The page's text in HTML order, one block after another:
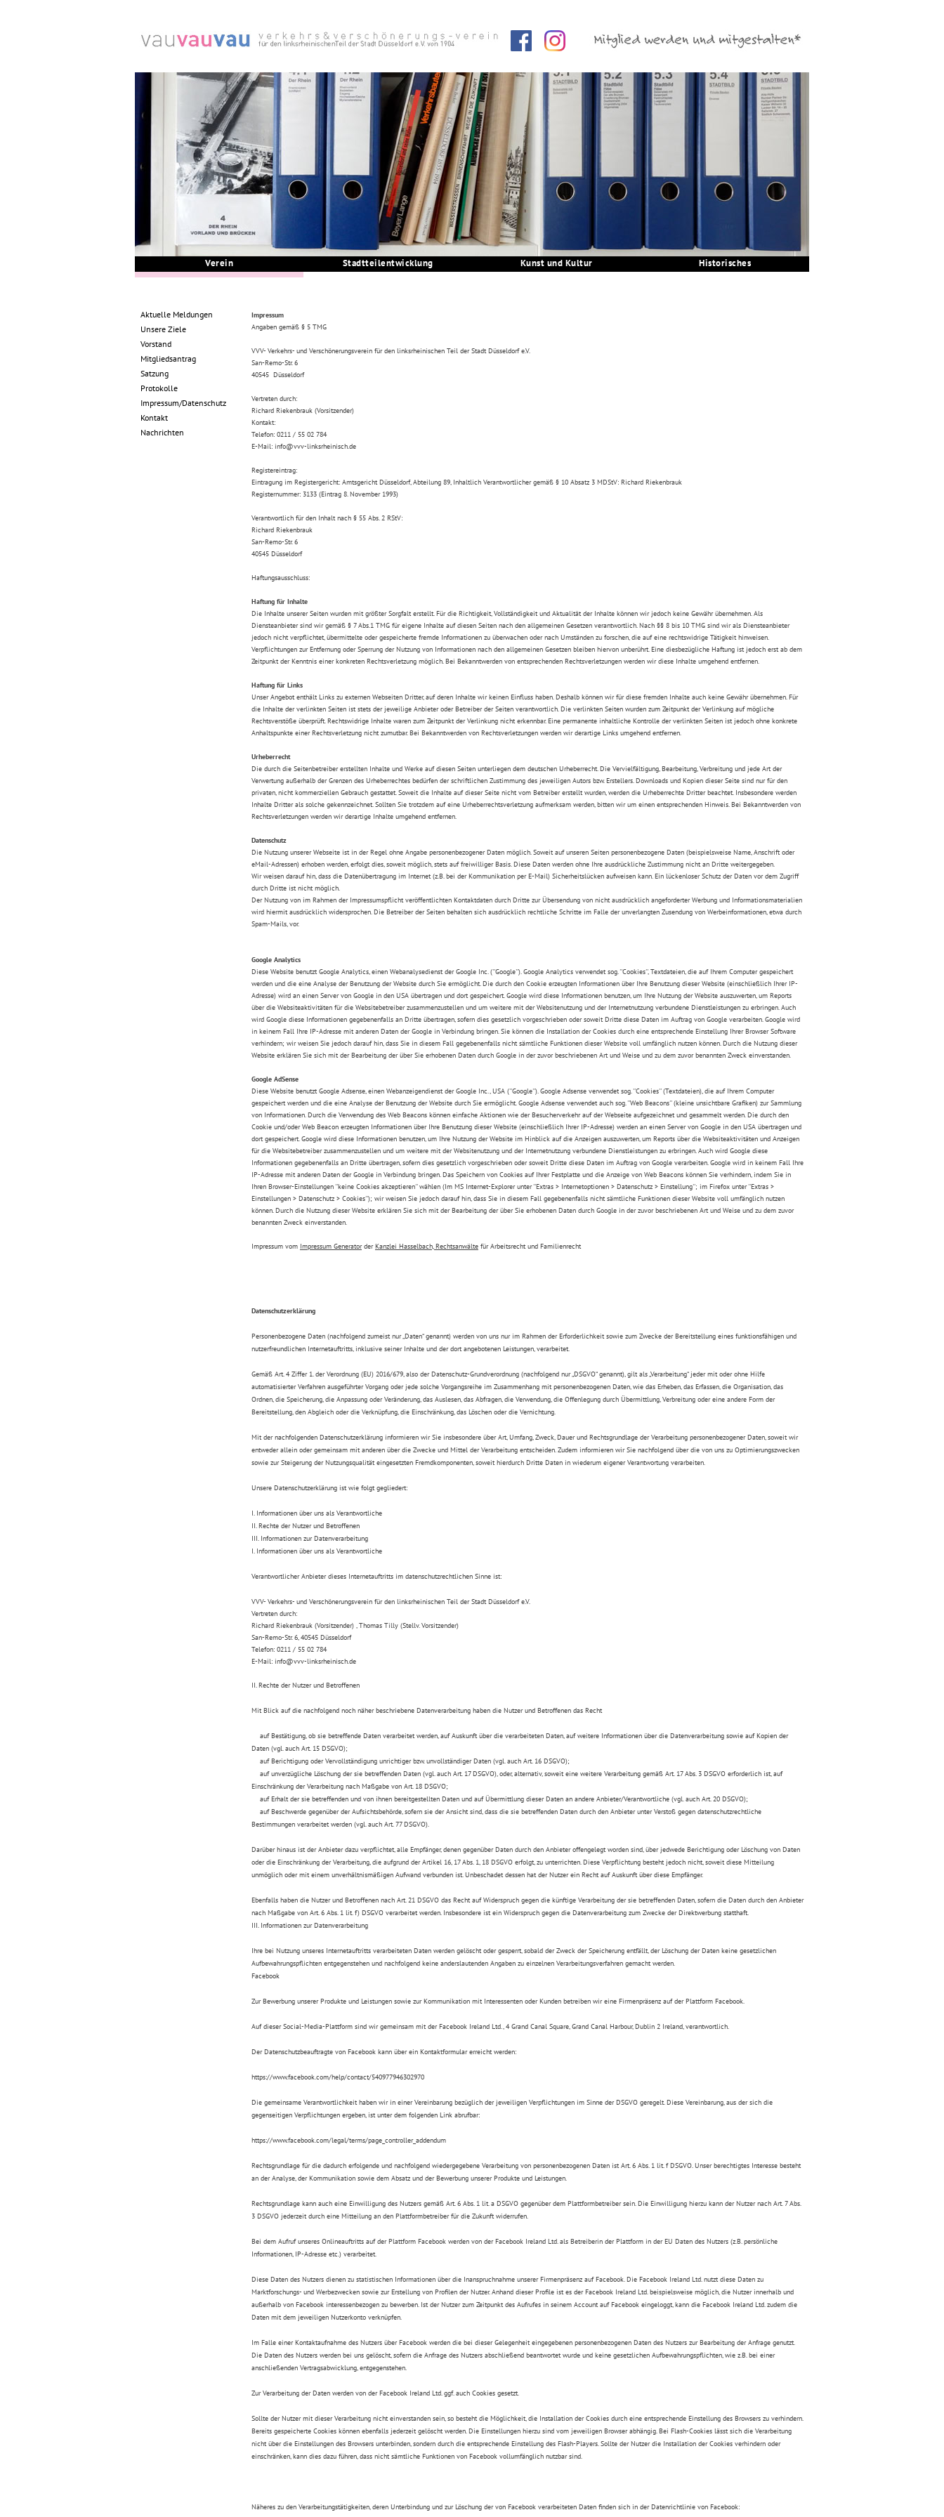
Verein Stadtteilentwicklung Kunst und Kultur Historisches
Aktuelle Meldungen
Unsere Ziele
Vorstand
Mitgliedsantrag
Satzung
Protokolle
Impressum/Datenschutz
Kontakt
Nachrichten
Impressum
Angaben gemäß § 5 TMG
VVV- Verkehrs- und Verschönerungsverein für den linksrheinischen Teil der Stadt Düsseldorf e.V.
San-Remo-Str. 6
40545 Düsseldorf
Vertreten durch:
Richard Riekenbrauk (Vorsitzender)
Kontakt:
Telefon: 0211 / 55 02 784
E-Mail: info@vvv-linksrheinisch.de
Registereintrag:
Eintragung im Registergericht: Amtsgericht Düsseldorf, Abteilung 89, Inhaltlich Verantwortlicher gemäß § 10 Absatz 3 MDStV: Richard Riekenbrauk
Registernummer: 3133 (Eintrag 8. November 1993)
Verantwortlich für den Inhalt nach § 55 Abs. 2 RStV:
Richard Riekenbrauk
San-Remo-Str. 6
40545 Düsseldorf
Haftungsausschluss:
Haftung für Inhalte
Die Inhalte unserer Seiten wurden mit größter Sorgfalt erstellt. Für die Richtigkeit, Vollständigkeit und Aktualität der Inhalte können wir jedoch keine Gewähr übernehmen. Als
Diensteanbieter sind wir gemäß § 7 Abs.1 TMG für eigene Inhalte auf diesen Seiten nach den allgemeinen Gesetzen verantwortlich. Nach §§ 8 bis 10 TMG sind wir als Diensteanbieter
jedoch nicht verpflichtet, übermittelte oder gespeicherte fremde Informationen zu überwachen oder nach Umständen zu forschen, die auf eine rechtswidrige Tätigkeit hinweisen.
Verpflichtungen zur Entfernung oder Sperrung der Nutzung von Informationen nach den allgemeinen Gesetzen bleiben hiervon unberührt. Eine diesbezügliche Haftung ist jedoch erst ab dem
Zeitpunkt der Kenntnis einer konkreten Rechtsverletzung möglich. Bei Bekanntwerden von entsprechenden Rechtsverletzungen werden wir diese Inhalte umgehend entfernen.
Haftung für Links
Unser Angebot enthält Links zu externen Webseiten Dritter, auf deren Inhalte wir keinen Einfluss haben. Deshalb können wir für diese fremden Inhalte auch keine Gewähr übernehmen. Für
die Inhalte der verlinkten Seiten ist stets der jeweilige Anbieter oder Betreiber der Seiten verantwortlich. Die verlinkten Seiten wurden zum Zeitpunkt der Verlinkung auf mögliche
Rechtsverstöße überprüft. Rechtswidrige Inhalte waren zum Zeitpunkt der Verlinkung nicht erkennbar. Eine permanente inhaltliche Kontrolle der verlinkten Seiten ist jedoch ohne konkrete
Anhaltspunkte einer Rechtsverletzung nicht zumutbar. Bei Bekanntwerden von Rechtsverletzungen werden wir derartige Links umgehend entfernen.
Urheberrecht
Die durch die Seitenbetreiber erstellten Inhalte und Werke auf diesen Seiten unterliegen dem deutschen Urheberrecht. Die Vervielfältigung, Bearbeitung, Verbreitung und jede Art der
Verwertung außerhalb der Grenzen des Urheberrechtes bedürfen der schriftlichen Zustimmung des jeweiligen Autors bzw. Erstellers. Downloads und Kopien dieser Seite sind nur für den
privaten, nicht kommerziellen Gebrauch gestattet. Soweit die Inhalte auf dieser Seite nicht vom Betreiber erstellt wurden, werden die Urheberrechte Dritter beachtet. Insbesondere werden
Inhalte Dritter als solche gekennzeichnet. Sollten Sie trotzdem auf eine Urheberrechtsverletzung aufmerksam werden, bitten wir um einen entsprechenden Hinweis. Bei Bekanntwerden von
Rechtsverletzungen werden wir derartige Inhalte umgehend entfernen.
Datenschutz
Die Nutzung unserer Webseite ist in der Regel ohne Angabe personenbezogener Daten möglich. Soweit auf unseren Seiten personenbezogene Daten (beispielsweise Name, Anschrift oder
eMail-Adressen) erhoben werden, erfolgt dies, soweit möglich, stets auf freiwilliger Basis. Diese Daten werden ohne Ihre ausdrückliche Zustimmung nicht an Dritte weitergegeben.
Wir weisen darauf hin, dass die Datenübertragung im Internet (z.B. bei der Kommunikation per E-Mail) Sicherheitslücken aufweisen kann. Ein lückenloser Schutz der Daten vor dem Zugriff
durch Dritte ist nicht möglich.
Der Nutzung von im Rahmen der Impressumspflicht veröffentlichten Kontaktdaten durch Dritte zur Übersendung von nicht ausdrücklich angeforderter Werbung und Informationsmaterialien
wird hiermit ausdrücklich widersprochen. Die Betreiber der Seiten behalten sich ausdrücklich rechtliche Schritte im Falle der unverlangten Zusendung von Werbeinformationen, etwa durch
Spam-Mails, vor.
Google Analytics
Diese Website benutzt Google Analytics, einen Webanalysedienst der Google Inc. (''Google''). Google Analytics verwendet sog. ''Cookies'', Textdateien, die auf Ihrem Computer gespeichert
werden und die eine Analyse der Benutzung der Website durch Sie ermöglicht. Die durch den Cookie erzeugten Informationen über Ihre Benutzung dieser Website (einschließlich Ihrer IP-
Adresse) wird an einen Server von Google in den USA übertragen und dort gespeichert. Google wird diese Informationen benutzen, um Ihre Nutzung der Website auszuwerten, um Reports
über die Websiteaktivitäten für die Websitebetreiber zusammenzustellen und um weitere mit der Websitenutzung und der Internetnutzung verbundene Dienstleistungen zu erbringen. Auch
wird Google diese Informationen gegebenenfalls an Dritte übertragen, sofern dies gesetzlich vorgeschrieben oder soweit Dritte diese Daten im Auftrag von Google verarbeiten. Google wird
in keinem Fall Ihre IP-Adresse mit anderen Daten der Google in Verbindung bringen. Sie können die Installation der Cookies durch eine entsprechende Einstellung Ihrer Browser Software
verhindern; wir weisen Sie jedoch darauf hin, dass Sie in diesem Fall gegebenenfalls nicht sämtliche Funktionen dieser Website voll umfänglich nutzen können. Durch die Nutzung dieser
Website erklären Sie sich mit der Bearbeitung der über Sie erhobenen Daten durch Google in der zuvor beschriebenen Art und Weise und zu dem zuvor benannten Zweck einverstanden.
Google AdSense
Diese Website benutzt Google Adsense, einen Webanzeigendienst der Google Inc., USA (''Google''). Google Adsense verwendet sog. ''Cookies'' (Textdateien), die auf Ihrem Computer
gespeichert werden und die eine Analyse der Benutzung der Website durch Sie ermöglicht. Google Adsense verwendet auch sog. ''Web Beacons'' (kleine unsichtbare Grafiken) zur Sammlung
von Informationen. Durch die Verwendung des Web Beacons können einfache Aktionen wie der Besucherverkehr auf der Webseite aufgezeichnet und gesammelt werden. Die durch den
Cookie und/oder Web Beacon erzeugten Informationen über Ihre Benutzung dieser Website (einschließlich Ihrer IP-Adresse) werden an einen Server von Google in den USA übertragen und
dort gespeichert. Google wird diese Informationen benutzen, um Ihre Nutzung der Website im Hinblick auf die Anzeigen auszuwerten, um Reports über die Websiteaktivitäten und Anzeigen
für die Websitebetreiber zusammenzustellen und um weitere mit der Websitenutzung und der Internetnutzung verbundene Dienstleistungen zu erbringen. Auch wird Google diese
Informationen gegebenenfalls an Dritte übertragen, sofern dies gesetzlich vorgeschrieben oder soweit Dritte diese Daten im Auftrag von Google verarbeiten. Google wird in keinem Fall Ihre
IP-Adresse mit anderen Daten der Google in Verbindung bringen. Das Speichern von Cookies auf Ihrer Festplatte und die Anzeige von Web Beacons können Sie verhindern, indem Sie in
Ihren Browser-Einstellungen ''keine Cookies akzeptieren'' wählen (Im MS Internet-Explorer unter ''Extras > Internetoptionen > Datenschutz > Einstellung''; im Firefox unter ''Extras >
Einstellungen > Datenschutz > Cookies''); wir weisen Sie jedoch darauf hin, dass Sie in diesem Fall gegebenenfalls nicht sämtliche Funktionen dieser Website voll umfänglich nutzen
können. Durch die Nutzung dieser Website erklären Sie sich mit der Bearbeitung der über Sie erhobenen Daten durch Google in der zuvor beschriebenen Art und Weise und zu dem zuvor
benannten Zweck einverstanden.
Impressum vom Impressum GeneratorderKanzlei Hasselbach, Rechtsanwälte für Arbeitsrecht und Familienrecht
Datenschutzerklärung
Personenbezogene Daten (nachfolgend zumeist nur „Daten“ genannt) werden von uns nur im Rahmen der Erforderlichkeit sowie zum Zwecke der Bereitstellung eines funktionsfähigen und
nutzerfreundlichen Internetauftritts, inklusive seiner Inhalte und der dort angebotenen Leistungen, verarbeitet.
Gemäß Art. 4 Ziffer 1. der Verordnung (EU) 2016/679, also der Datenschutz-Grundverordnung (nachfolgend nur „DSGVO“ genannt), gilt als „Verarbeitung“ jeder mit oder ohne Hilfe
automatisierter Verfahren ausgeführter Vorgang oder jede solche Vorgangsreihe im Zusammenhang mit personenbezogenen Daten, wie das Erheben, das Erfassen, die Organisation, das
Ordnen, die Speicherung, die Anpassung oder Veränderung, das Auslesen, das Abfragen, die Verwendung, die Offenlegung durch Übermittlung, Verbreitung oder eine andere Form der
Bereitstellung, den Abgleich oder die Verknüpfung, die Einschränkung, das Löschen oder die Vernichtung.
Mit der nachfolgenden Datenschutzerklärung informieren wir Sie insbesondere über Art, Umfang, Zweck, Dauer und Rechtsgrundlage der Verarbeitung personenbezogener Daten, soweit wir
entweder allein oder gemeinsam mit anderen über die Zwecke und Mittel der Verarbeitung entscheiden. Zudem informieren wir Sie nachfolgend über die von uns zu Optimierungszwecken
sowie zur Steigerung der Nutzungsqualität eingesetzten Fremdkomponenten, soweit hierdurch Dritte Daten in wiederum eigener Verantwortung verarbeiten.
Unsere Datenschutzerklärung ist wie folgt gegliedert:
I. Informationen über uns als Verantwortliche
II. Rechte der Nutzer und Betroffenen
III. Informationen zur Datenverarbeitung
I. Informationen über uns als Verantwortliche
Verantwortlicher Anbieter dieses Internetauftritts im datenschutzrechtlichen Sinne ist:
VVV- Verkehrs- und Verschönerungsverein für den linksrheinischen Teil der Stadt Düsseldorf e.V.
Vertreten durch:
Richard Riekenbrauk (Vorsitzender) , Thomas Tilly (Stellv. Vorsitzender)
San-Remo-Str. 6, 40545 Düsseldorf
Telefon: 0211 / 55 02 784
E-Mail: info@vvv-linksrheinisch.de
II. Rechte der Nutzer und Betroffenen
Mit Blick auf die nachfolgend noch näher beschriebene Datenverarbeitung haben die Nutzer und Betroffenen das Recht
auf Bestätigung, ob sie betreffende Daten verarbeitet werden, auf Auskunft über die verarbeiteten Daten, auf weitere Informationen über die Datenverarbeitung sowie auf Kopien der
Daten (vgl. auch Art. 15 DSGVO);
auf Berichtigung oder Vervollständigung unrichtiger bzw. unvollständiger Daten (vgl. auch Art. 16 DSGVO);
auf unverzügliche Löschung der sie betreffenden Daten (vgl. auch Art. 17 DSGVO), oder, alternativ, soweit eine weitere Verarbeitung gemäß Art. 17 Abs. 3 DSGVO erforderlich ist, auf
Einschränkung der Verarbeitung nach Maßgabe von Art. 18 DSGVO;
auf Erhalt der sie betreffenden und von ihnen bereitgestellten Daten und auf Übermittlung dieser Daten an andere Anbieter/Verantwortliche (vgl. auch Art. 20 DSGVO);
auf Beschwerde gegenüber der Aufsichtsbehörde, sofern sie der Ansicht sind, dass die sie betreffenden Daten durch den Anbieter unter Verstoß gegen datenschutzrechtliche
Bestimmungen verarbeitet werden (vgl. auch Art. 77 DSGVO).
Darüber hinaus ist der Anbieter dazu verpflichtet, alle Empfänger, denen gegenüber Daten durch den Anbieter offengelegt worden sind, über jedwede Berichtigung oder Löschung von Daten
oder die Einschränkung der Verarbeitung, die aufgrund der Artikel 16, 17 Abs. 1, 18 DSGVO erfolgt, zu unterrichten. Diese Verpflichtung besteht jedoch nicht, soweit diese Mitteilung
unmöglich oder mit einem unverhältnismäßigen Aufwand verbunden ist. Unbeschadet dessen hat der Nutzer ein Recht auf Auskunft über diese Empfänger.
Ebenfalls haben die Nutzer und Betroffenen nach Art. 21 DSGVO das Recht auf Widerspruch gegen die künftige Verarbeitung der sie betreffenden Daten, sofern die Daten durch den Anbieter
nach Maßgabe von Art. 6 Abs. 1 lit. f) DSGVO verarbeitet werden. Insbesondere ist ein Widerspruch gegen die Datenverarbeitung zum Zwecke der Direktwerbung statthaft.
III. Informationen zur Datenverarbeitung
Ihre bei Nutzung unseres Internetauftritts verarbeiteten Daten werden gelöscht oder gesperrt, sobald der Zweck der Speicherung entfällt, der Löschung der Daten keine gesetzlichen
Aufbewahrungspflichten entgegenstehen und nachfolgend keine anderslautenden Angaben zu einzelnen Verarbeitungsverfahren gemacht werden.
Facebook
Zur Bewerbung unserer Produkte und Leistungen sowie zur Kommunikation mit Interessenten oder Kunden betreiben wir eine Firmenpräsenz auf der Plattform Facebook.
Auf dieser Social-Media-Plattform sind wir gemeinsam mit der Facebook Ireland Ltd., 4 Grand Canal Square, Grand Canal Harbour, Dublin 2 Ireland, verantwortlich.
Der Datenschutzbeauftragte von Facebook kann über ein Kontaktformular erreicht werden:
https://www.facebook.com/help/contact/540977946302970
Die gemeinsame Verantwortlichkeit haben wir in einer Vereinbarung bezüglich der jeweiligen Verpflichtungen im Sinne der DSGVO geregelt. Diese Vereinbarung, aus der sich die
gegenseitigen Verpflichtungen ergeben, ist unter dem folgenden Link abrufbar:
https://www.facebook.com/legal/terms/page_controller_addendum
Rechtsgrundlage für die dadurch erfolgende und nachfolgend wiedergegebene Verarbeitung von personenbezogenen Daten ist Art. 6 Abs. 1 lit. f DSGVO. Unser berechtigtes Interesse besteht
an der Analyse, der Kommunikation sowie dem Absatz und der Bewerbung unserer Produkte und Leistungen.
Rechtsgrundlage kann auch eine Einwilligung des Nutzers gemäß Art. 6 Abs. 1 lit. a DSGVO gegenüber dem Plattformbetreiber sein. Die Einwilligung hierzu kann der Nutzer nach Art. 7 Abs.
3 DSGVO jederzeit durch eine Mitteilung an den Plattformbetreiber für die Zukunft widerrufen.
Bei dem Aufruf unseres Onlineauftritts auf der Plattform Facebook werden von der Facebook Ireland Ltd. als Betreiberin der Plattform in der EU Daten des Nutzers (z.B. persönliche
Informationen, IP-Adresse etc.) verarbeitet.
Diese Daten des Nutzers dienen zu statistischen Informationen über die Inanspruchnahme unserer Firmenpräsenz auf Facebook. Die Facebook Ireland Ltd. nutzt diese Daten zu
Marktforschungs- und Werbezwecken sowie zur Erstellung von Profilen der Nutzer. Anhand dieser Profile ist es der Facebook Ireland Ltd. beispielsweise möglich, die Nutzer innerhalb und
außerhalb von Facebook interessenbezogen zu bewerben. Ist der Nutzer zum Zeitpunkt des Aufrufes in seinem Account auf Facebook eingeloggt, kann die Facebook Ireland Ltd. zudem die
Daten mit dem jeweiligen Nutzerkonto verknüpfen.
Im Falle einer Kontaktaufnahme des Nutzers über Facebook werden die bei dieser Gelegenheit eingegebenen personenbezogenen Daten des Nutzers zur Bearbeitung der Anfrage genutzt.
Die Daten des Nutzers werden bei uns gelöscht, sofern die Anfrage des Nutzers abschließend beantwortet wurde und keine gesetzlichen Aufbewahrungspflichten, wie z.B. bei einer
anschließenden Vertragsabwicklung, entgegenstehen.
Zur Verarbeitung der Daten werden von der Facebook Ireland Ltd. ggf. auch Cookies gesetzt.
Sollte der Nutzer mit dieser Verarbeitung nicht einverstanden sein, so besteht die Möglichkeit, die Installation der Cookies durch eine entsprechende Einstellung des Browsers zu verhindern.
Bereits gespeicherte Cookies können ebenfalls jederzeit gelöscht werden. Die Einstellungen hierzu sind vom jeweiligen Browser abhängig. Bei Flash-Cookies lässt sich die Verarbeitung
nicht über die Einstellungen des Browsers unterbinden, sondern durch die entsprechende Einstellung des Flash-Players. Sollte der Nutzer die Installation der Cookies verhindern oder
einschränken, kann dies dazu führen, dass nicht sämtliche Funktionen von Facebook vollumfänglich nutzbar sind.
Näheres zu den Verarbeitungstätigkeiten, deren Unterbindung und zur Löschung der von Facebook verarbeiteten Daten finden sich in der Datenrichtlinie von Facebook: